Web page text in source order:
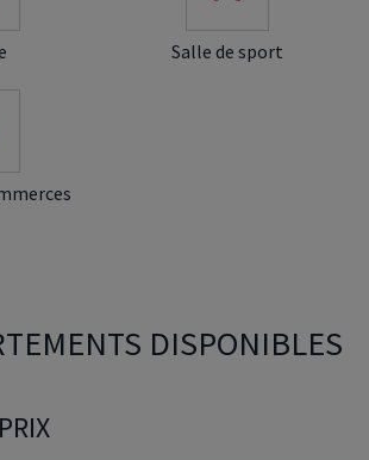
Salle de sport
DISPONIBLES